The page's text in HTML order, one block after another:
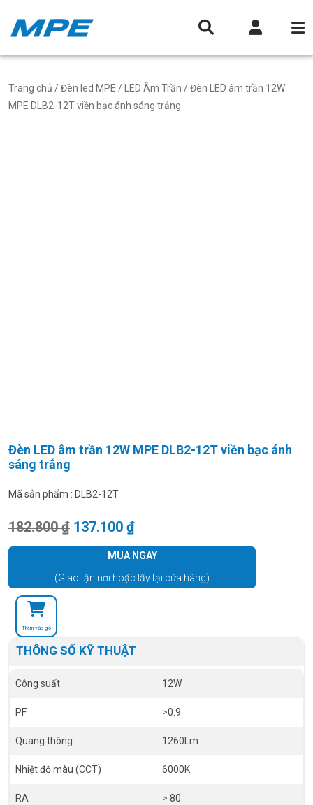
Trang chủ /Đèn led MPE / LED Âm Trần / Đèn LED âm trần 12W
MPE DLB2-12T viền bạc ánh sáng trắng
Đèn LED âm trần 12W MPE DLB2-12T viền bạc ánh
sáng trắng
Mã sản phẩm : DLB2-12T
182.800₫ Giá gốc là: 182.800 ₫.
137.100 ₫Giá hiện tại là: 137.100 ₫.
MUA NGAY
(Giao tận nơi hoặc lấy tại cửa hàng)
Thêm vào giỏ
THÔNG SỐ KỸ THUẬT
Công suất 12W
PF >0.9
Quang thông 1260Lm
Nhiệt độ màu (CCT) 6000K
RA > 80